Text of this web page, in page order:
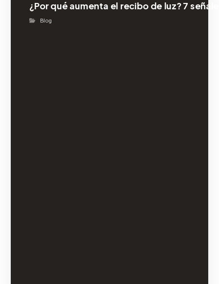
¿Por qué aumenta el recibo de luz? 7
Blog